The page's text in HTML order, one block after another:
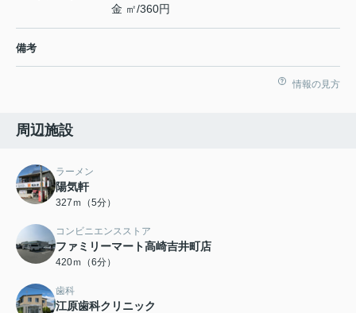
金 ㎡/360円
備考
情報の見方
周辺施設
ラーメン
陽気軒
327ｍ（5分）
コンビニエンスストア
ファミリーマート高崎吉井町店
420ｍ（6分）
歯科
江原歯科クリニック